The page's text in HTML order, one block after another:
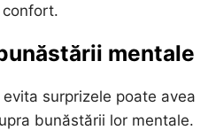
mentale
surprizele poate avea
bunăstării lor mentale.